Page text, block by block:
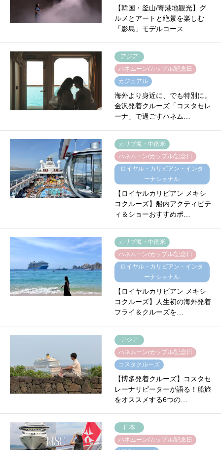
【韓国・釜山/寄港地観光】グ
ルメとアートと絶景を楽しむ
「影島」モデルコース
アジア
ハネムーン/カップル/記念日
カジュアル
海外より身近に、でも特別に。
金沢発着クルーズ「コスタセレ
ーナ」で過ごすハネム…
カリブ海・中南米
ハネムーン/カップル/記念日
ロイヤル・カリビアン・インタ
ーナショナル
【ロイヤルカリビアン メキシ
コクルーズ】船内アクティビテ
ィ＆ショーおすすめポ…
カリブ海・中南米
ハネムーン/カップル/記念日
ロイヤル・カリビアン・インタ
ーナショナル
【ロイヤルカリビアン メキシ
コクルーズ】人生初の海外発着
フライ＆クルーズを…
アジア
ハネムーン/カップル/記念日
コスタクルーズ
【博多発着クルーズ】コスタセ
レーナリピーターが語る！船旅
をオススメする6つの…
日本
ハネムーン/カップル/記念日